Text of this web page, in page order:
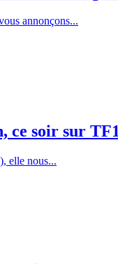
annonçons...
ce soir sur
elle nous...